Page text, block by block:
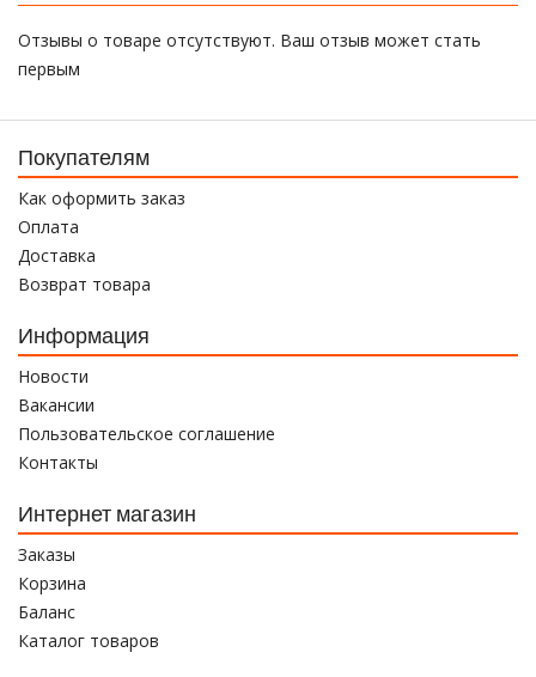
Отзывы о товаре отсутствуют. Ваш отзыв может стать
первым
Покупателям
Как оформить заказ
Оплата
Доставка
Возврат товара
Информация
Новости
Вакансии
Пользовательское соглашение
Контакты
Интернет магазин
Заказы
Корзина
Баланс
Каталог товаров